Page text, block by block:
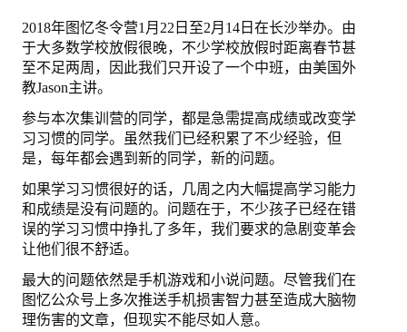
图忆课程
图忆第一册
图忆第二册下
购买
关于我们
2018年图忆冬令营1月22日至2月14日在长沙举办。由
于大多数学校放假很晚，不少学校放假时距离春节甚
至不足两周，因此我们只开设了一个中班，由美国外
教Jason主讲。
参与本次集训营的同学，都是急需提高成绩或改变学
习习惯的同学。虽然我们已经积累了不少经验，但
是，每年都会遇到新的同学，新的问题。
如果学习习惯很好的话，几周之内大幅提高学习能力
和成绩是没有问题的。问题在于，不少孩子已经在错
误的学习习惯中挣扎了多年，我们要求的急剧变革会
让他们很不舒适。
最大的问题依然是手机游戏和小说问题。尽管我们在
图忆公众号上多次推送手机损害智力甚至造成大脑物
理伤害的文章，但现实不能尽如人意。